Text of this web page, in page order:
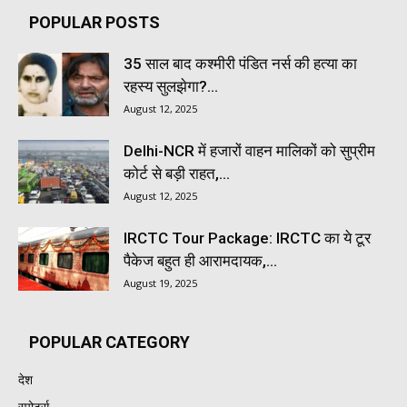
POPULAR POSTS
35 साल बाद कश्मीरी पंडित नर्स की हत्या का
रहस्य सुलझेगा?...
August 12, 2025
Delhi-NCR में हजारों वाहन मालिकों को सुप्रीम
कोर्ट से बड़ी राहत,...
August 12, 2025
IRCTC Tour Package: IRCTC का ये टूर
पैकेज बहुत ही आरामदायक,...
August 19, 2025
POPULAR CATEGORY
देश